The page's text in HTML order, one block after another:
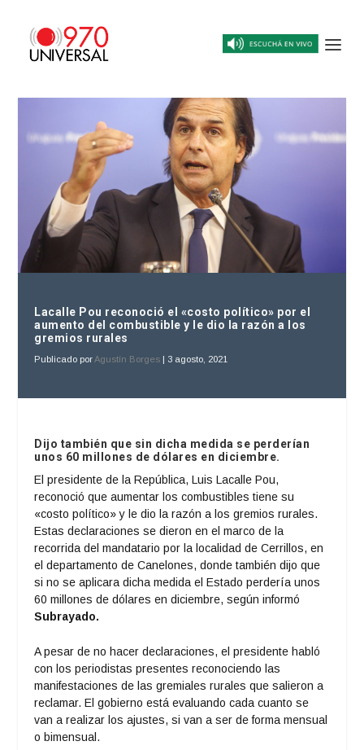
Lacalle Pou reconoció el «costo político» por el
aumento del combustible y le dio la razón a los
gremios rurales
Publicado porAgustín Borges | 3 agosto, 2021
Dijo también que sin dicha medida se perderían
unos 60 millones de dólares en diciembre.
El presidente de la República, Luis Lacalle Pou,
reconoció que aumentar los combustibles tiene su
«costo político» y le dio la razón a los gremios rurales.
Estas declaraciones se dieron en el marco de la
recorrida del mandatario por la localidad de Cerrillos, en
el departamento de Canelones, donde también dijo que
si no se aplicara dicha medida el Estado perdería unos
60 millones de dólares en diciembre, según informó
Subrayado.
A pesar de no hacer declaraciones, el presidente habló
con los periodistas presentes reconociendo las
manifestaciones de las gremiales rurales que salieron a
reclamar. El gobierno está evaluando cada cuanto se
van a realizar los ajustes, si van a ser de forma mensual
o bimensual.